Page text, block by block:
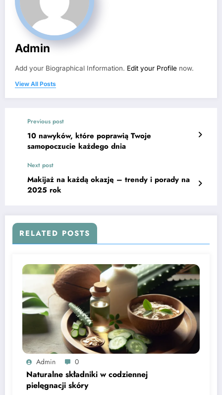
Admin
Add your Biographical Information. Edit your Profile now.
View All Posts
Previous post
10 nawyków, które poprawią Twoje
samopoczucie każdego dnia
Next post
Makijaż na każdą okazję – trendy i porady na
2025 rok
RELATED POSTS
Admin 0
Naturalne składniki w codziennej
pielęgnacji skóry